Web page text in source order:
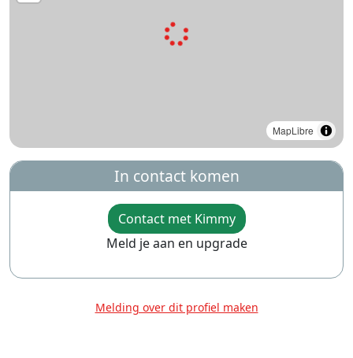
MapLibre
In contact komen
Contact met Kimmy
Meld je aan en upgrade
Melding over dit profiel maken